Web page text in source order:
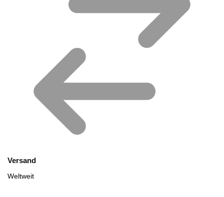
Versand
Weltweit